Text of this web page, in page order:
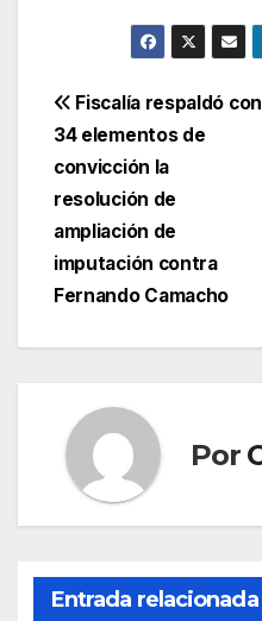
Navegación
de
entradas
Fiscalía respaldó con
34 elementos de
convicción la
resolución de
ampliación de
imputación contra
Fernando Camacho
Por
Entrada relacionada